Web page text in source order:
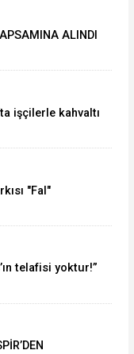
ALINDI
işçilerle kahvaltı
"Fal"
telafisi yoktur!”